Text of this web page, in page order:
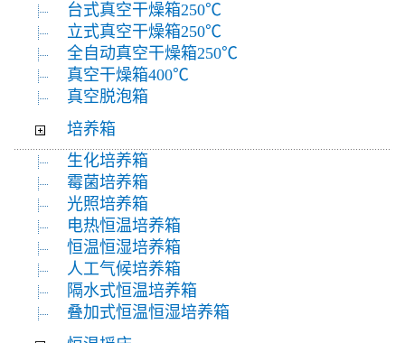
台式真空干燥箱250℃
立式真空干燥箱250℃
全自动真空干燥箱250℃
真空干燥箱400℃
真空脱泡箱
培养箱
生化培养箱
霉菌培养箱
光照培养箱
电热恒温培养箱
恒温恒湿培养箱
人工气候培养箱
隔水式恒温培养箱
叠加式恒温恒湿培养箱